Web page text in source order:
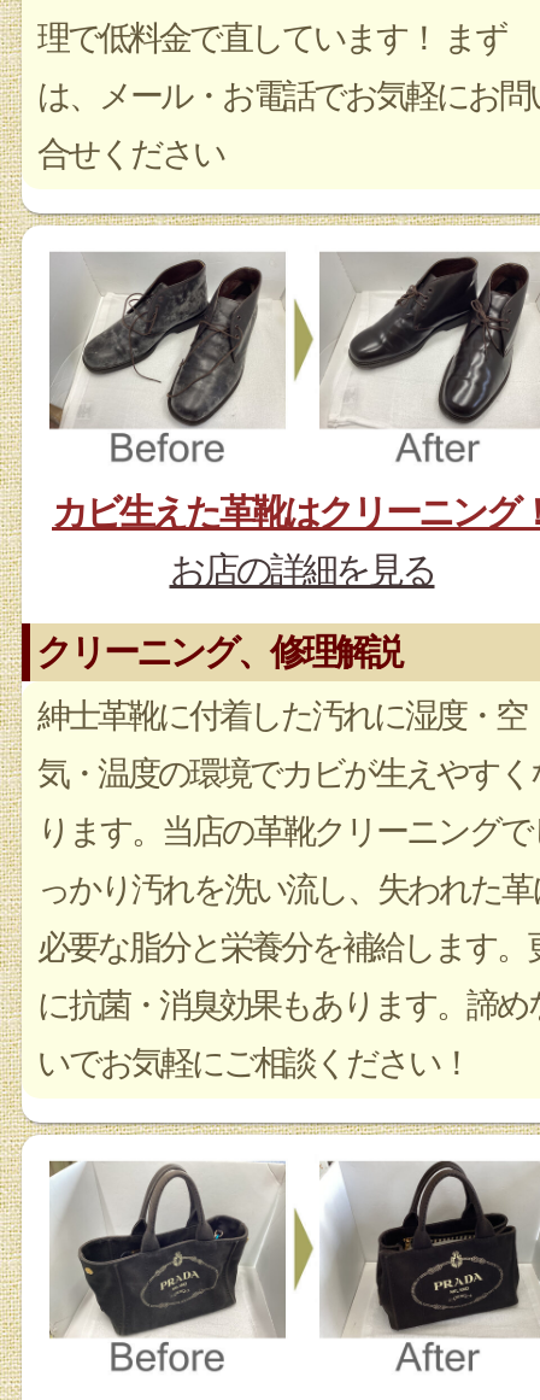
理で低料金で直しています！ まず
は、メール・お電話でお気軽にお問
合せください
カビ生えた革靴はクリーニング
お店の詳細を見る
クリーニング、修理解説
紳士革靴に付着した汚れに湿度・空
気・温度の環境でカビが生えやすく
ります。当店の革靴クリーニングで
っかり汚れを洗い流し、失われた革
必要な脂分と栄養分を補給します。
に抗菌・消臭効果もあります。諦め
いでお気軽にご相談ください！